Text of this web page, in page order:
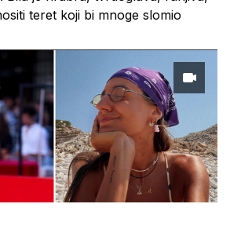
teret koji bi mnoge slomio